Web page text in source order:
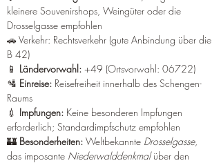
kleinere Souvenirshops, Weingüter oder die
Drosselgasse empfohlen
🚗 Verkehr: Rechtsverkehr (gute Anbindung über die
B 42)
📱 Ländervorwahl: +49 (Ortsvorwahl: 06722)
🛂 Einreise: Reisefreiheit innerhalb des Schengen-
Raums
💉 Impfungen: Keine besonderen Impfungen
erforderlich; Standardimpfschutz empfohlen
🏰 Besonderheiten: Weltbekannte Drosselgasse,
das imposante Niederwalddenkmal über den